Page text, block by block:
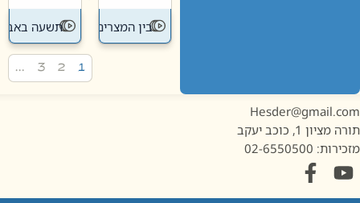
בין המצרים תשעה באב
1, כוכב יעקב
02-6550500